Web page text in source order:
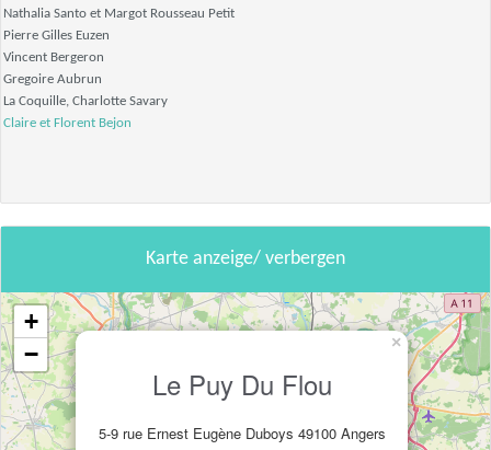
Nathalia Santo et Margot Rousseau Petit
Pierre Gilles Euzen
Vincent Bergeron
Gregoire Aubrun
La Coquille, Charlotte Savary
Claire et Florent Bejon
Karte anzeige/ verbergen
Le Puy Du Flou
5-9 rue Ernest Eugène Duboys 49100 Angers
×
+
−